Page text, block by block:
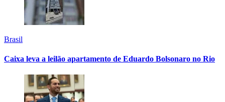
Brasil
Caixa leva a leilão apartamento de Eduardo Bolsonaro no Rio